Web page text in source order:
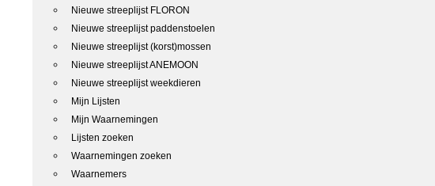
Nieuwe streeplijst FLORON
Nieuwe streeplijst paddenstoelen
Nieuwe streeplijst (korst)mossen
Nieuwe streeplijst ANEMOON
Nieuwe streeplijst weekdieren
Mijn Lijsten
Mijn Waarnemingen
Lijsten zoeken
Waarnemingen zoeken
Waarnemers